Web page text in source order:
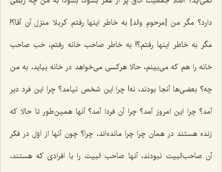
دارد؟ مگر من [مرحوم والد] به خاطر اینها رفتم كربلا منزل آن آقا؟!
مگر به خاطر اینها رفتم؟! به خاطر صاحب خانه رفتم، خب صاحب
خانه را هم كه می‌بینم، حالا هركسی می‌خواهد در خانه بیاید، به من
چه؟ بعضی‌ها آنجا بودند، نه! چرا این شخص نیامد؟ چرا این فرد دیر
آمد؟ چرا این امروز آمد؟ چرا آن فردا آمد؟ آنها همین‌طور تا حالا كه
زنده هستند در همان چرا چرا مانده‌اند، چرا؟ چون آنها از اوّل در فكر
آن صاحب‌البیت نبودند، آنها صاحب البیت را با افرادی كه هستند،